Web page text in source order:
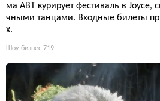
ма ABT курирует фестиваль в Joyce,
чными танцами. Входные билеты
х.
Шоу-бизнес 719